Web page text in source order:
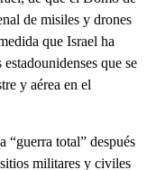
de misiles y drones
que Israel ha
que se
y aérea en el
“guerra total” después
militares y civiles